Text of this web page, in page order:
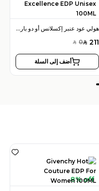
هولي عود عنبر إكسلانس أو دو بارفان 100 مل للجنسين
SAR 211
SAR 0
أضف إلى السلة
8% off